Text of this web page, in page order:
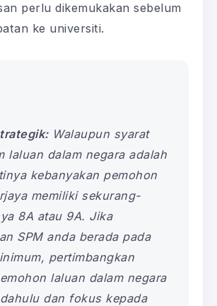
perlu dikemukakan sebelum
ke universiti.
Walaupun syarat
laluan dalam negara adalah
kebanyakan pemohon
memiliki sekurang-
8A atau 9A. Jika
SPM anda berada pada
pertimbangkan
laluan dalam negara
dan fokus kepada